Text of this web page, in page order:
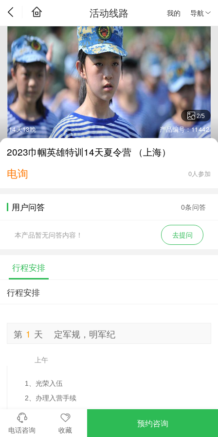
我的 导航
活动线路
2/5
14天13晚 产品编号：11442
2023巾帼英雄特训14天夏令营 （上海）
电询 0人参加
用户问答 0条问答
本产品暂无问答内容！ 去提问
行程安排
行程安排
第 1 天 定军规，明军纪
上午
1、光荣入伍
2、办理入营手续
下午
电话咨询 收藏
预约咨询